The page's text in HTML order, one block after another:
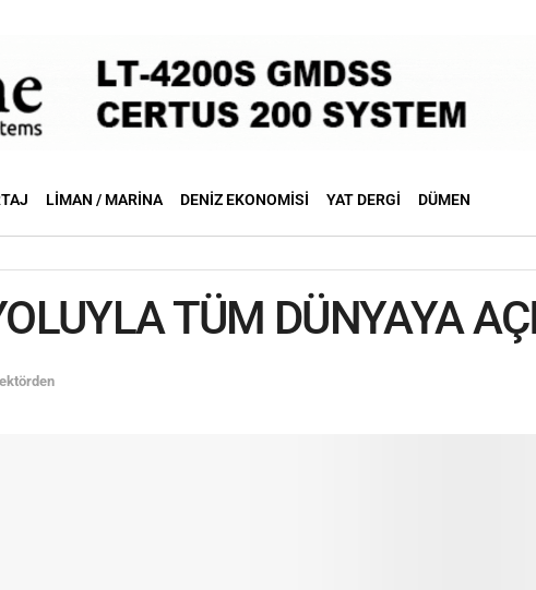
LIMAN / MARINA DENIZ EKONOMISI YAT DERGI DÜMEN
TÜM DÜNYAYA